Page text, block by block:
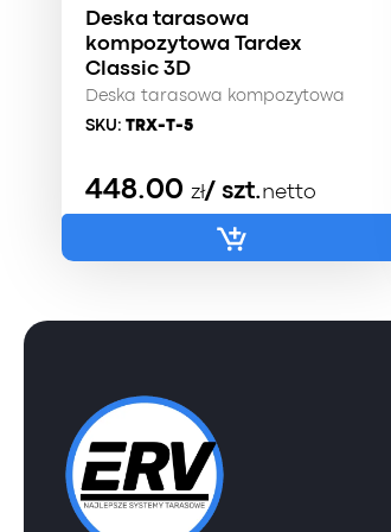
Deska tarasowa
kompozytowa Tardex
Classic 3D
Deska tarasowa kompozytowa
SKU: TRX-T-5
448.00 zł/ szt.netto